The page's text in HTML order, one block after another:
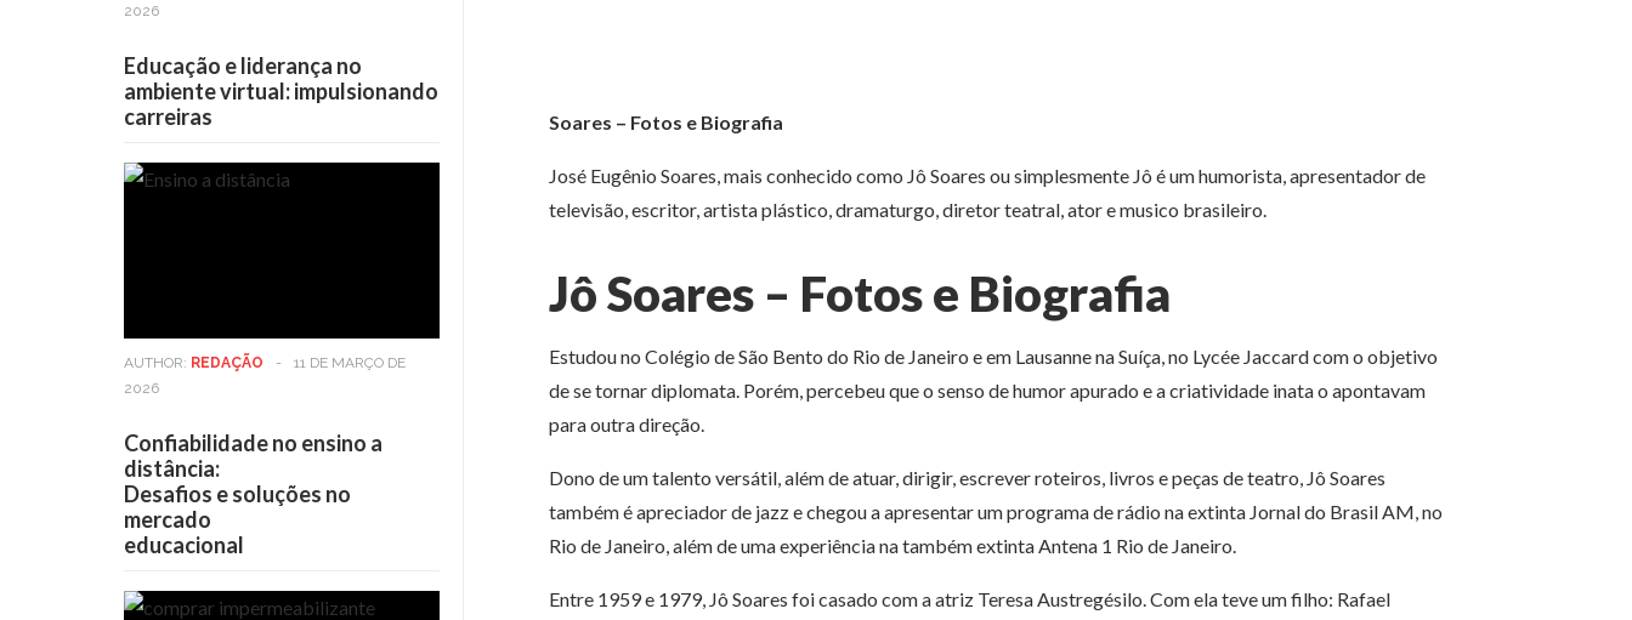
Soares – Fotos e Biografia
José Eugênio Soares, mais conhecido como Jô Soares ou simplesmente Jô é um humorista, apresentador de
televisão, escritor, artista plástico, dramaturgo, diretor teatral, ator e musico brasileiro.
Jô Soares – Fotos e Biografia
Estudou no Colégio de São Bento do Rio de Janeiro e em Lausanne na Suíça, no Lycée Jaccard com o objetivo
de se tornar diplomata. Porém, percebeu que o senso de humor apurado e a criatividade inata o apontavam
para outra direção.
Dono de um talento versátil, além de atuar, dirigir, escrever roteiros, livros e peças de teatro, Jô Soares
também é apreciador de jazz e chegou a apresentar um programa de rádio na extinta Jornal do Brasil AM, no
Rio de Janeiro, além de uma experiência na também extinta Antena 1 Rio de Janeiro.
Entre 1959 e 1979, Jô Soares foi casado com a atriz Teresa Austregésilo. Com ela teve um filho: Rafael
2026
Educação e liderança no
ambiente virtual: impulsionando
carreiras
AUTHOR: REDAÇÃO -
11 DE MARÇO DE
2026
Confiabilidade no ensino a
distância:
Desafios e soluções no
mercado
educacional